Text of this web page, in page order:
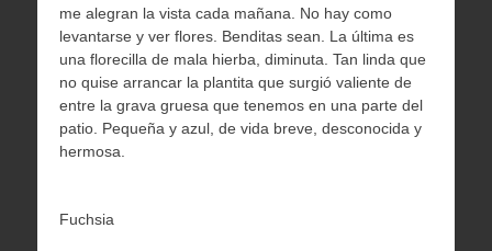
me alegran la vista cada mañana. No hay como
levantarse y ver flores. Benditas sean. La última es
una florecilla de mala hierba, diminuta. Tan linda que
no quise arrancar la plantita que surgió valiente de
entre la grava gruesa que tenemos en una parte del
patio. Pequeña y azul, de vida breve, desconocida y
hermosa.
Fuchsia